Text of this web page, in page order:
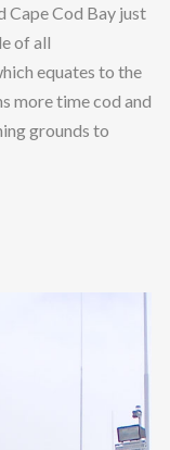
Cape Cod Bay just
of all
equates to the
more time cod and
grounds to